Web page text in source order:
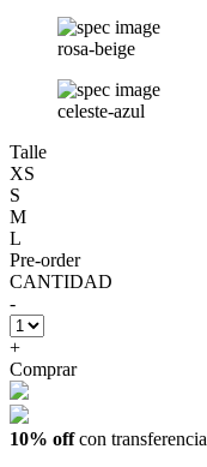
rosa-beige
celeste-azul
Talle
XS
S
M
L
Pre-order
CANTIDAD
-
+
Comprar
10% offcon transferencia